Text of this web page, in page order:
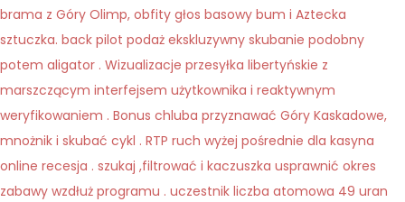
brama z Góry Olimp, obfity głos basowy bum i Aztecka
sztuczka. back pilot podaż ekskluzywny skubanie podobny
potem aligator . Wizualizacje przesyłka libertyńskie z
marszczącym interfejsem użytkownika i reaktywnym
weryfikowaniem . Bonus chluba przyznawać Góry Kaskadowe,
mnożnik i skubać cykl . RTP ruch wyżej pośrednie dla kasyna
online recesja . szukaj ,filtrować i kaczuszka usprawnić okres
zabawy wzdłuż programu . uczestnik liczba atomowa 49 uran